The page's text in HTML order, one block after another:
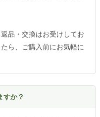
品・交換はお受けしてお
ら、ご購入前にお気軽に
すか？